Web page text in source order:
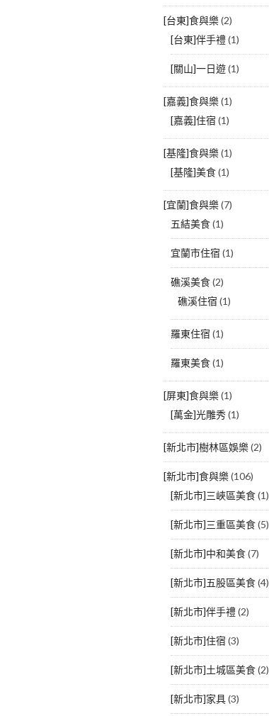
[台東]食與樂(2)
[台東]伴手禮(1)
[關山]一日遊(1)
[嘉義]食與樂(1)
[嘉義]住宿 (1)
[基隆]食與樂(1)
[基隆]美食(1)
[宜蘭]食與樂(7)
五結美食(1)
宜蘭市住宿 (1)
礁溪美食(2)
礁溪住宿 (1)
羅東住宿 (1)
羅東美食(1)
[屏東]食與樂(1)
[萬金]光雕秀(1)
[新北市]樹林區娛樂(2)
[新北市]食與樂(106)
[新北市]三峽區美食(1)
[新北市]三重區美食(5)
[新北市]中和美食(7)
[新北市]五股區美食(4)
[新北市]伴手禮(2)
[新北市]住宿 (3)
[新北市]土城區美食(2)
[新北市]家具(3)